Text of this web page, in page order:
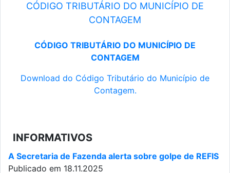
CÓDIGO TRIBUTÁRIO DO MUNICÍPIO DE
CONTAGEM
CÓDIGO TRIBUTÁRIO DO MUNICÍPIO DE
CONTAGEM
Download do Código Tributário do Município de
Contagem.
INFORMATIVOS
A Secretaria de Fazenda alerta sobre golpe de REFIS
Publicado em 18.11.2025